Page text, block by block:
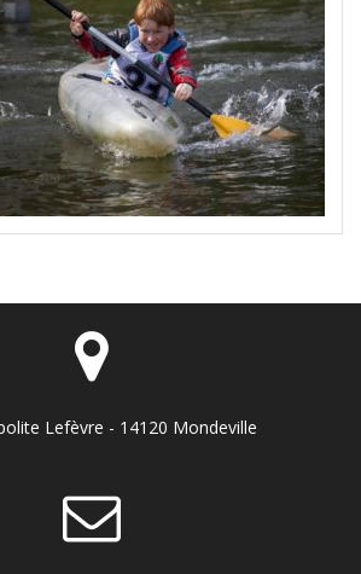
Lefèvre - 14120 Mondeville